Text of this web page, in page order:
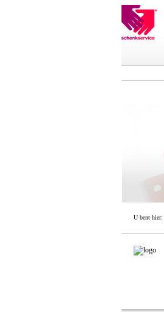
U bent hier: